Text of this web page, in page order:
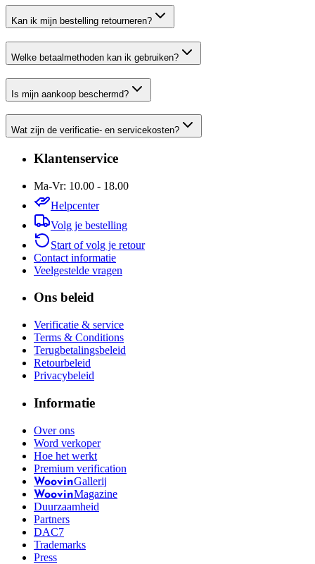
Kan ik mijn bestelling retourneren?
Welke betaalmethoden kan ik gebruiken?
Is mijn aankoop beschermd?
Wat zijn de verificatie- en servicekosten?
Klantenservice
Ma-Vr: 10.00 - 18.00
Helpcenter
Volg je bestelling
Start of volg je retour
Contact informatie
Veelgestelde vragen
Ons beleid
Verificatie & service
Terms & Conditions
Terugbetalingsbeleid
Retourbeleid
Privacybeleid
Informatie
Over ons
Word verkoper
Hoe het werkt
Premium verification
WoovinGallerij
WoovinMagazine
Duurzaamheid
Partners
DAC7
Trademarks
Press